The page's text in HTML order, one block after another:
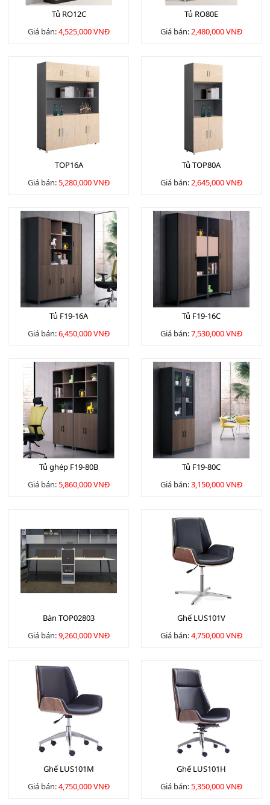
Tủ RO12C
Giá bán:4,525,000 VNĐ
Tủ RO80E
Giá bán:2,480,000 VNĐ
TOP16A
Giá bán:5,280,000 VNĐ
Tủ TOP80A
Giá bán:2,645,000 VNĐ
Tủ F19-16A
Giá bán:6,450,000 VNĐ
Tủ F19-16C
Giá bán:7,530,000 VNĐ
Tủ ghép F19-80B
Giá bán:5,860,000 VNĐ
Tủ F19-80C
Giá bán:3,150,000 VNĐ
Bàn TOP02803
Giá bán:9,260,000 VNĐ
Ghế LUS101V
Giá bán:4,750,000 VNĐ
Ghế LUS101M
Giá bán:4,750,000 VNĐ
Ghế LUS101H
Giá bán:5,350,000 VNĐ